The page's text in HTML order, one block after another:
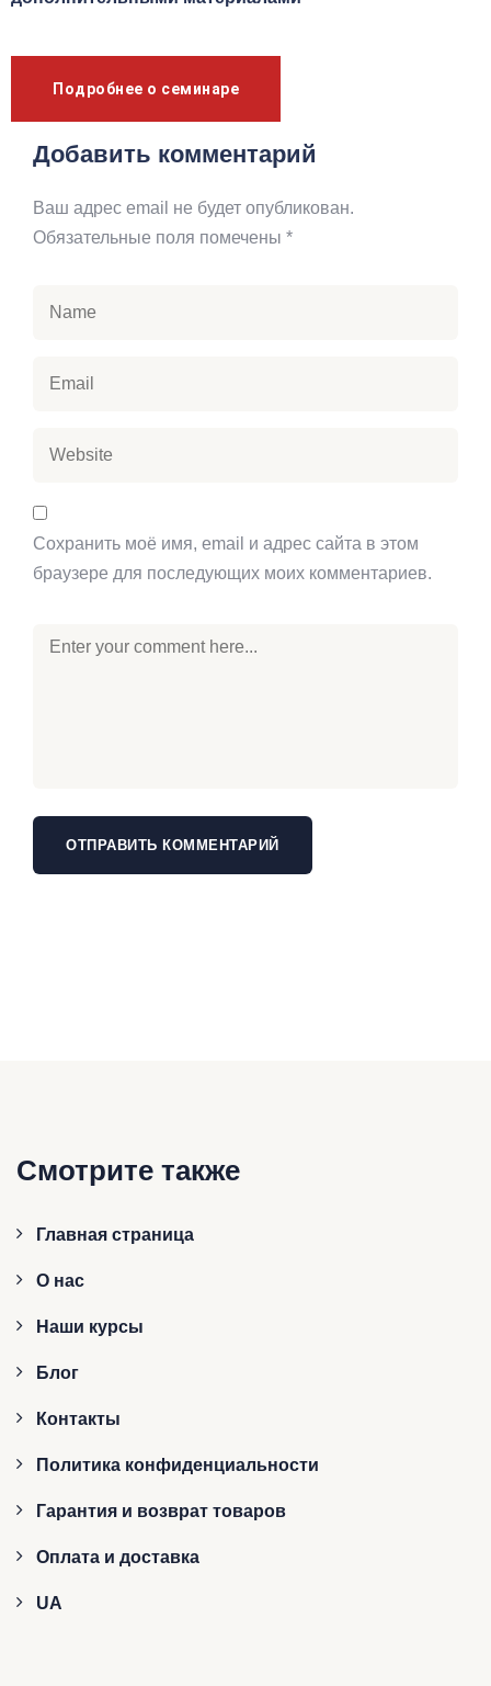
Подробнее о семинаре
Добавить комментарий
Ваш адрес email не будет опубликован.
Обязательные поля помечены *
Сохранить моё имя, email и адрес сайта в этом
браузере для последующих моих комментариев.
Смотрите также
Главная страница
О нас
Наши курсы
Блог
Контакты
Политика конфиденциальности
Гарантия и возврат товаров
Оплата и доставка
UA